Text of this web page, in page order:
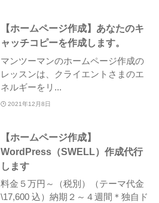
【ホームページ作成】あなたのキ
ャッチコピーを作成します。
マンツーマンのホームページ作成の
レッスンは、クライエントさまのエ
ネルギーをリ...
2021年12月8日
【ホームページ作成】
WordPress（SWELL）作成代行
します
料金５万円～（税別）（テーマ代金
\17,600 込）納期２～４週間＊独自ド